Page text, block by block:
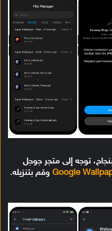
توجه إلى متجر جوجل
Google وقم بتنزيله.